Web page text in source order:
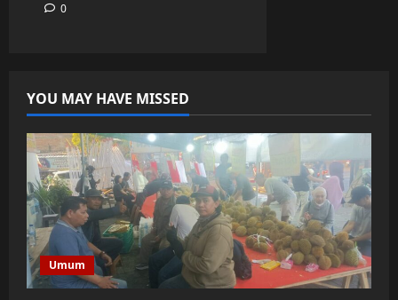
0
YOU MAY HAVE MISSED
Umum